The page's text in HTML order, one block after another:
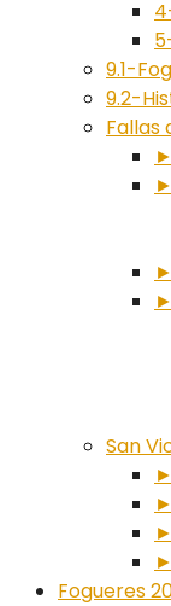
9.1-
9.2-
Fallas
San
Fogueres